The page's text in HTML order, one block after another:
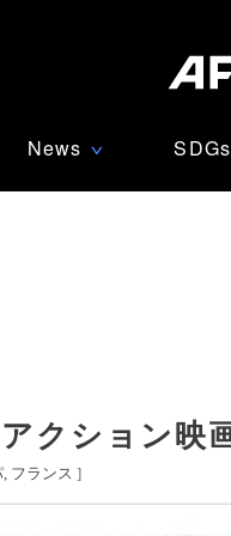
News ∨ SDGs
クション映
フランス ]